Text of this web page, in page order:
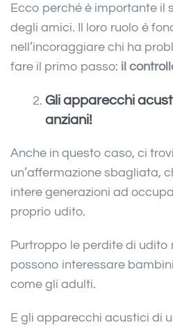
Ecco perché è importante il
degli amici. Il loro ruolo è
nell’incoraggiare chi ha
fare il primo passo: il
Gli apparecchi
anziani!
Anche in questo caso, ci
un’affermazione sbagliata,
intere generazioni ad
proprio udito.
Purtroppo le perdite di udito
possono interessare
come gli adulti.
E gli apparecchi acustici di